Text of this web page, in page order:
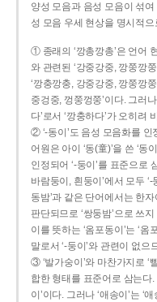
양성 모음과 음성 모음이 섞
성 모음 우세 현상을 명시적
① 종래의 ‘깡총깡총’은 언어
와 관련된 ‘강중강중, 깡쭝깡
‘깡충깡충, 강중강중, 깡쭝깡
중겅중, 껑쭝껑쭝’이다. 그러
다’로서 ‘깡충하다’가 오히려
② ‘-동이’도 음성 모음화를 인
어원은 아이 ‘동(童)’을 쓴 ‘
인정되어 ‘-둥이’를 표준으로
바람둥이, 흰둥이’에서 모두 ‘-
동밤’과 같은 단어에서는 한
판단되므로 ‘쌍둥밤’으로 쓰
이를 뜻하는 ‘옴포동이’는 ‘옴
말로서 ‘-둥이’와 관련이 없으
③ ‘발가숭이’와 마찬가지로 ‘
합한 형태를 표준어로 삼는다
이’이다. 그러나 ‘애송이’는 ‘